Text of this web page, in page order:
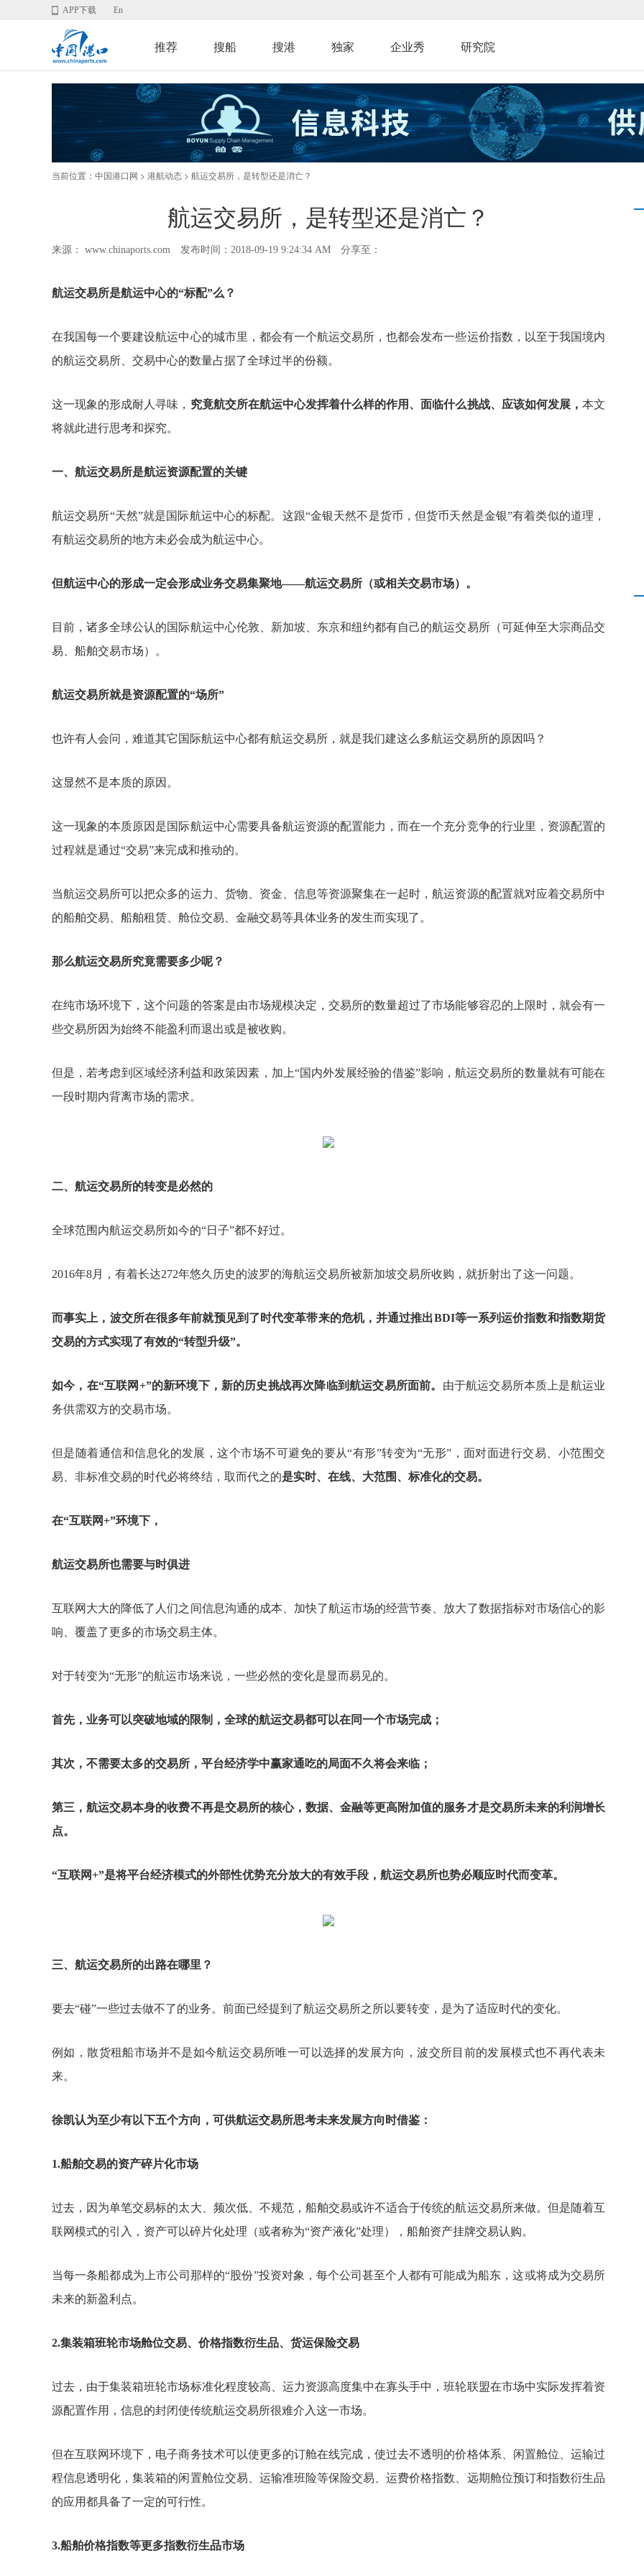
APP下载 En
推荐 搜船 搜港 独家 企业秀 研究院
当前位置： 中国港口网 > 港航动态 > 航运交易所，是转型还是消亡？
航运交易所，是转型还是消亡？
来源： www.chinaports.com 发布时间：2018-09-19 9:24:34 AM 分享至：
航运交易所是航运中心的“标配”么？
在我国每一个要建设航运中心的城市里，都会有一个航运交易所，也都会发布一些运价指数，以至于我国境内
的航运交易所、交易中心的数量占据了全球过半的份额。
这一现象的形成耐人寻味， 究竟航交所在航运中心发挥着什么样的作用、面临什么挑战、应该如何发展， 本文
将就此进行思考和探究。
一、航运交易所是航运资源配置的关键
航运交易所“天然”就是国际航运中心的标配。这跟“金银天然不是货币，但货币天然是金银”有着类似的道理，
有航运交易所的地方未必会成为航运中心。
但航运中心的形成一定会形成业务交易集聚地——航运交易所（或相关交易市场）。
目前，诸多全球公认的国际航运中心伦敦、新加坡、东京和纽约都有自己的航运交易所（可延伸至大宗商品交
易、船舶交易市场）。
航运交易所就是资源配置的“场所”
也许有人会问，难道其它国际航运中心都有航运交易所，就是我们建这么多航运交易所的原因吗？
这显然不是本质的原因。
这一现象的本质原因是国际航运中心需要具备航运资源的配置能力，而在一个充分竞争的行业里，资源配置的
过程就是通过“交易”来完成和推动的。
当航运交易所可以把众多的运力、货物、资金、信息等资源聚集在一起时，航运资源的配置就对应着交易所中
的船舶交易、船舶租赁、舱位交易、金融交易等具体业务的发生而实现了。
那么航运交易所究竟需要多少呢？
在纯市场环境下，这个问题的答案是由市场规模决定，交易所的数量超过了市场能够容忍的上限时，就会有一
些交易所因为始终不能盈利而退出或是被收购。
但是，若考虑到区域经济利益和政策因素，加上“国内外发展经验的借鉴”影响，航运交易所的数量就有可能在
一段时期内背离市场的需求。
二、航运交易所的转变是必然的
全球范围内航运交易所如今的“日子”都不好过。
2016年8月，有着长达272年悠久历史的波罗的海航运交易所被新加坡交易所收购，就折射出了这一问题。
而事实上，波交所在很多年前就预见到了时代变革带来的危机，并通过推出BDI等一系列运价指数和指数期货
交易的方式实现了有效的“转型升级”。
如今，在“互联网 +”的新环境下，新的历史挑战再次降临到航运交易所面前。 由于航运交易所本质上是航运业
务供需双方的交易市场。
但是随着通信和信息化的发展，这个市场不可避免的要从“有形”转变为“无形”，面对面进行交易、小范围交
易、非标准交易的时代必将终结，取而代之的是实时、在线、大范围、标准化的交易。
在“互联网+”环境下，
航运交易所也需要与时俱进
互联网大大的降低了人们之间信息沟通的成本、加快了航运市场的经营节奏、放大了数据指标对市场信心的影
响、覆盖了更多的市场交易主体。
对于转变为“无形”的航运市场来说，一些必然的变化是显而易见的。
首先，业务可以突破地域的限制，全球的航运交易都可以在同一个市场完成；
其次，不需要太多的交易所，平台经济学中赢家通吃的局面不久将会来临；
第三，航运交易本身的收费不再是交易所的核心，数据、金融等更高附加值的服务才是交易所未来的利润增长
点。
“互联网+”是将平台经济模式的外部性优势充分放大的有效手段，航运交易所也势必顺应时代而变革。
三、航运交易所的出路在哪里？
要去“碰”一些过去做不了的业务。前面已经提到了航运交易所之所以要转变，是为了适应时代的变化。
例如，散货租船市场并不是如今航运交易所唯一可以选择的发展方向，波交所目前的发展模式也不再代表未
来。
徐凯认为至少有以下五个方向，可供航运交易所思考未来发展方向时借鉴：
1.船舶交易的资产碎片化市场
过去，因为单笔交易标的太大、频次低、不规范，船舶交易或许不适合于传统的航运交易所来做。但是随着互
联网模式的引入，资产可以碎片化处理（或者称为“资产液化”处理），船舶资产挂牌交易认购。
当每一条船都成为上市公司那样的“股份”投资对象，每个公司甚至个人都有可能成为船东，这或将成为交易所
未来的新盈利点。
2.集装箱班轮市场舱位交易、价格指数衍生品、货运保险交易
过去，由于集装箱班轮市场标准化程度较高、运力资源高度集中在寡头手中，班轮联盟在市场中实际发挥着资
源配置作用，信息的封闭使传统航运交易所很难介入这一市场。
但在互联网环境下，电子商务技术可以使更多的订舱在线完成，使过去不透明的价格体系、闲置舱位、运输过
程信息透明化，集装箱的闲置舱位交易、运输准班险等保险交易、运费价格指数、远期舱位预订和指数衍生品
的应用都具备了一定的可行性。
3.船舶价格指数等更多指数衍生品市场